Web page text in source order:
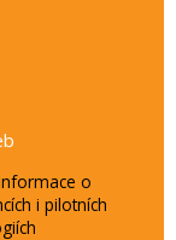
o
i pilotních